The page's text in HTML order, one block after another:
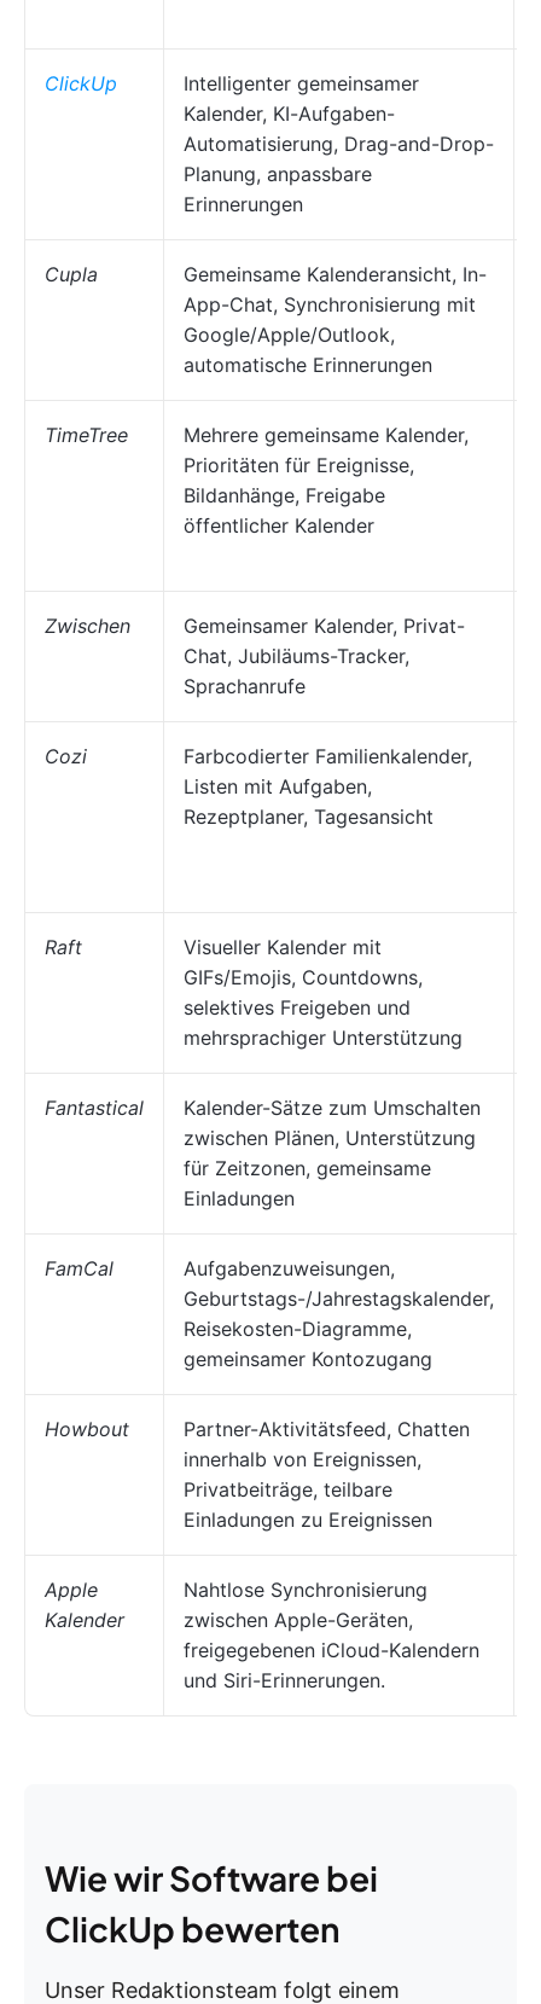
ClickUp
Intelligenter gemeinsamer
Kalender, KI-Aufgaben-
Automatisierung, Drag-and-Drop-
Planung, anpassbare
Erinnerungen
Cupla
Gemeinsame Kalenderansicht, In-
App-Chat, Synchronisierung mit
Google/Apple/Outlook,
automatische Erinnerungen
TimeTree
Mehrere gemeinsame Kalender,
Prioritäten für Ereignisse,
Bildanhänge, Freigabe
öffentlicher Kalender
Zwischen
Gemeinsamer Kalender, Privat-
Chat, Jubiläums-Tracker,
Sprachanrufe
Cozi
Farbcodierter Familienkalender,
Listen mit Aufgaben,
Rezeptplaner, Tagesansicht
Raft
Visueller Kalender mit
GIFs/Emojis, Countdowns,
selektives Freigeben und
mehrsprachiger Unterstützung
Fantastical
Kalender-Sätze zum Umschalten
zwischen Plänen, Unterstützung
für Zeitzonen, gemeinsame
Einladungen
FamCal
Aufgabenzuweisungen,
Geburtstags-/Jahrestagskalender,
Reisekosten-Diagramme,
gemeinsamer Kontozugang
Howbout
Partner-Aktivitätsfeed, Chatten
innerhalb von Ereignissen,
Privatbeiträge, teilbare
Einladungen zu Ereignissen
Apple
Kalender
Nahtlose Synchronisierung
zwischen Apple-Geräten,
freigegebenen iCloud-Kalendern
und Siri-Erinnerungen.
Wie wir Software bei
ClickUp bewerten
Unser Redaktionsteam folgt einem